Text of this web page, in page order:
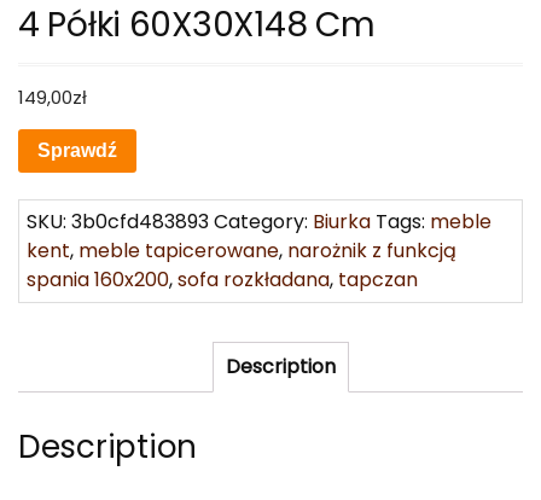
4 Półki 60X30X148 Cm
149,00zł
Sprawdź
SKU: 3b0cfd483893Category: Biurka Tags: meble
kent, meble tapicerowane, narożnik z funkcją
spania 160x200,sofa rozkładana, tapczan
Description
Description